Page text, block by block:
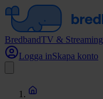
BredbandTV & Streaming
Logga inSkapa konto